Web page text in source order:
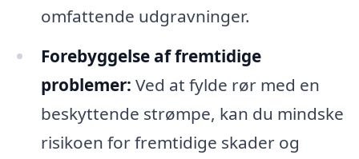
omfattende udgravninger.
Forebyggelse af fremtidige
problemer: Ved at fylde rør med en
beskyttende strømpe, kan du mindske
risikoen for fremtidige skader og